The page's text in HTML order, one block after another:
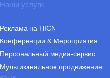
Наши услуги
Реклама на HICN
Конференции & Мероприятия
Персональный медиа-сервис
Мультиканальное продвижение